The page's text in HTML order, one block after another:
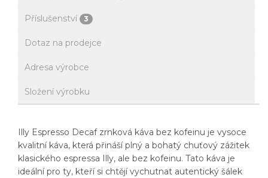
Příslušenství 3
Dotaz na prodejce
Adresa výrobce
Složení výrobku
Illy Espresso Decaf zrnková káva bez kofeinu je vysoce
kvalitní káva, která přináší plný a bohatý chuťový zážitek
klasického espressa Illy, ale bez kofeinu. Tato káva je
ideální pro ty, kteří si chtějí vychutnat autentický šálek